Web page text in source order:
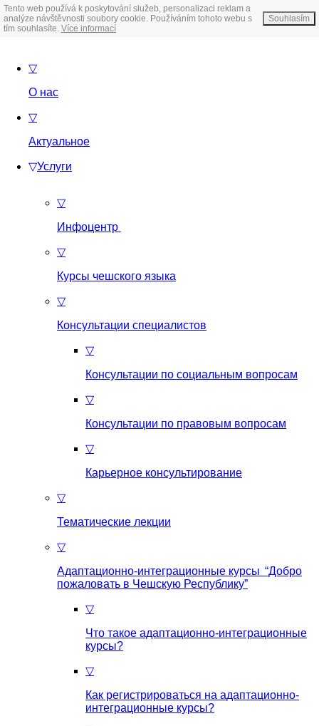
Tento web používá k poskytování služeb, personalizaci reklam a
analýze návštěvnosti soubory cookie. Používáním tohoto webu s
tím souhlasíte. Více informací
Souhlasím
▽
О нас
▽
Актуальное
▽Услуги
▽
Инфоцентр
▽
Курсы чешского языка
▽
Консультации специалистов
▽
Консультации по социальным вопросам
▽
Консультации по правовым вопросам
▽
Карьерное консультирование
▽
Тематические лекции
▽
Адаптационно-интеграционные курсы “Добро
пожаловать в Чешскую Республику”
▽
Что такое aдаптационно-интеграционные
курсы?
▽
Как регистрироваться на aдаптационно-
интеграционные курсы?